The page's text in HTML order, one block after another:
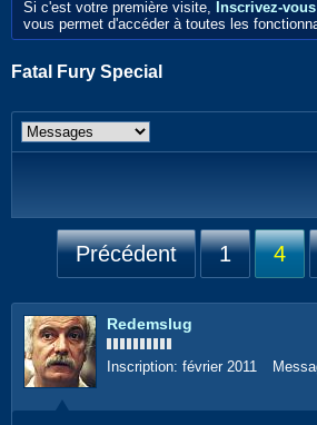
Si c'est votre première visite, Inscrivez-
vous permet d'accéder à toutes les
Fatal Fury Special
Précédent 1 4
Redemslug
Inscription: février 2011